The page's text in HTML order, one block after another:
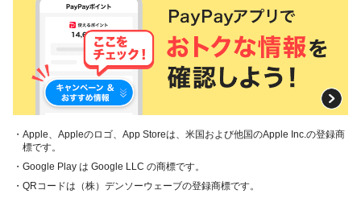
・Apple、Appleのロゴ、App Storeは、米国および他国のApple Inc.の登録商
標です。
・Google Play は Google LLC の商標です。
・QRコードは（株）デンソーウェーブの登録商標です。